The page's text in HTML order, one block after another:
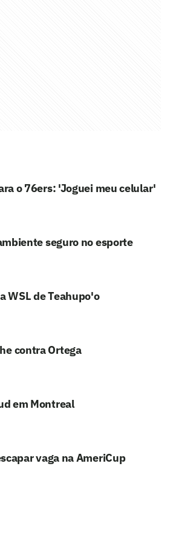
o 76ers: 'Joguei meu celular'
seguro no esporte
WSL de Teahupo'o
contra Ortega
em Montreal
vaga na AmeriCup